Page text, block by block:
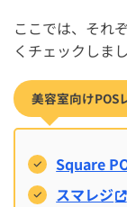
ここでは、それ
くチェックしまし
美容室向けPOS
Square
スマレジ